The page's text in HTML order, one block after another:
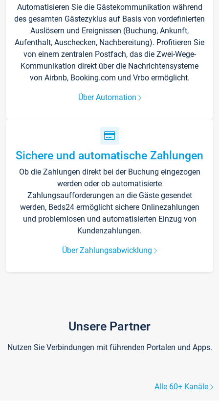
Automatisieren Sie die Gästekommunikation während
des gesamten Gästezyklus auf Basis von vordefinierten
Auslösern und Ereignissen (Buchung, Ankunft,
Aufenthalt, Auschecken, Nachbereitung). Profitieren Sie
von einem zentralen Postfach, das die Zwei-Wege-
Kommunikation direkt über die Nachrichtensysteme
von Airbnb, Booking.com und Vrbo ermöglicht.
Über Automation
Sichere und automatische Zahlungen
Ob die Zahlungen direkt bei der Buchung eingezogen
werden oder ob automatisierte
Zahlungsaufforderungen an die Gäste gesendet
werden, Beds24 ermöglicht sichere Onlinezahlungen
und problemlosen und automatisierten Einzug von
Kundenzahlungen.
Über Zahlungsabwicklung
Unsere Partner
Nutzen Sie Verbindungen mit führenden Portalen und Apps.
Alle 60+ Kanäle